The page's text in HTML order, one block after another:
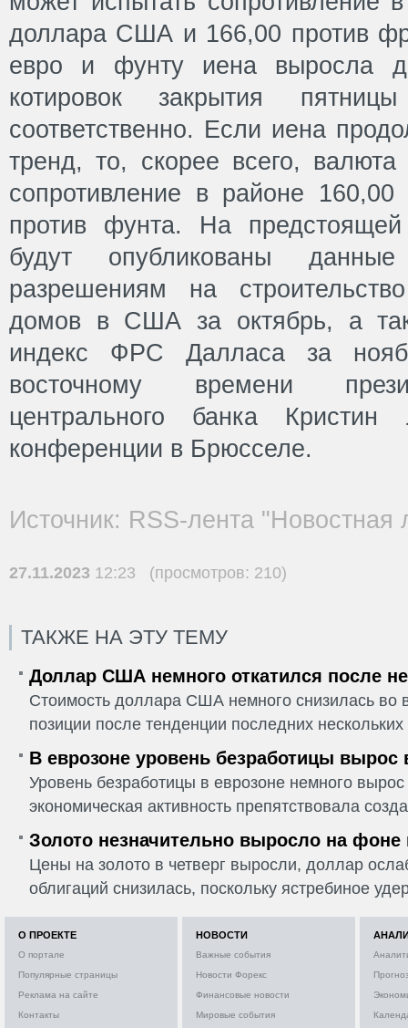
доллара США и 166,00 против
евро и фунту иена выросла
котировок закрытия
соответственно. Если иена
тренд, то, скорее всего, валюта
сопротивление в районе
против фунта. На
будут опубликованы
разрешениям на
домов в США за октябрь, а
индекс ФРС Далласа за
восточному времени
центрального банка
конференции в Брюсселе.
Источник: RSS-лента "Новостная
27.11.2023 12:23 (просмотров: 210)
ТАКЖЕ НА ЭТУ ТЕМУ
Доллар США немного откатился после
Стоимость доллара США немного снизилась во
позиции после тенденции последних
В еврозоне уровень безработицы вырос
Уровень безработицы в еврозоне немного
экономическая активность препятствовала
Золото незначительно выросло на фоне
Цены на золото в четверг выросли, доллар
облигаций снизилась, поскольку ястребиное
О ПРОЕКТЕ
О портале
Популярные страницы
Реклама на сайте
Контакты
НОВОСТИ
Важные события
Новости Форекс
Финансовые новости
Мировые события